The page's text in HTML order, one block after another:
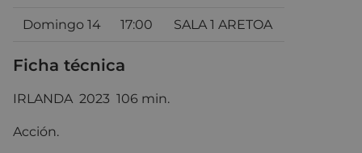
Domingo 14 17:00 SALA 1 ARETOA
Ficha técnica
IRLANDA 2023 106 min.
Acción.